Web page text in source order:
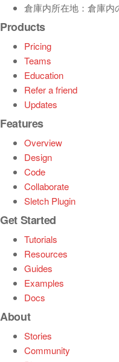
倉庫内所在地：倉庫内
Products
Pricing
Teams
Education
Refer a friend
Updates
Features
Overview
Design
Code
Collaborate
Sletch Plugin
Get Started
Tutorials
Resources
Guides
Examples
Docs
About
Stories
Community